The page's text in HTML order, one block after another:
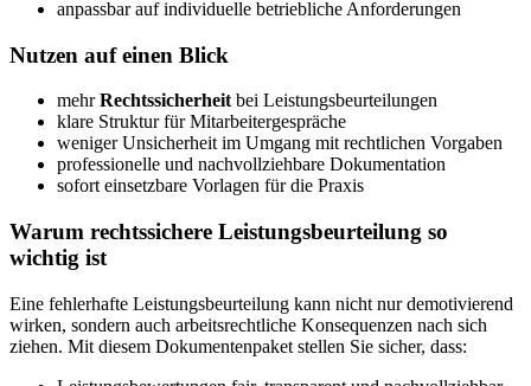
anpassbar auf individuelle betriebliche Anforderungen
Nutzen auf einen Blick
mehrRechtssicherheit bei Leistungsbeurteilungen
klare Struktur für Mitarbeitergespräche
weniger Unsicherheit im Umgang mit rechtlichen Vorgaben
professionelle und nachvollziehbare Dokumentation
sofort einsetzbare Vorlagen für die Praxis
Warum rechtssichere Leistungsbeurteilung so
wichtig ist
Eine fehlerhafte Leistungsbeurteilung kann nicht nur demotivierend
wirken, sondern auch arbeitsrechtliche Konsequenzen nach sich
ziehen. Mit diesem Dokumentenpaket stellen Sie sicher, dass: